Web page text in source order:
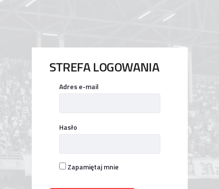
STREFA LOGOWANIA
Logowanie
Adres e-mail
Hasło
Zapamiętaj mnie